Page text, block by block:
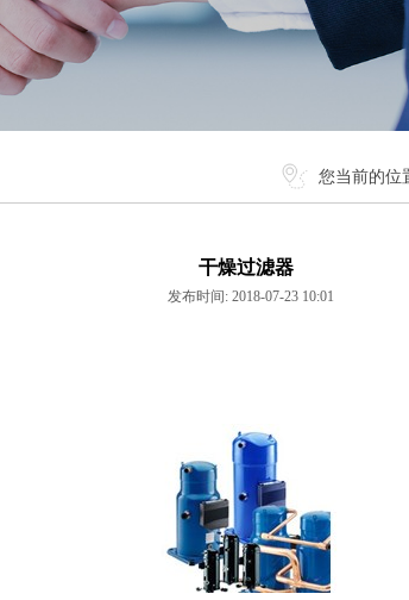
国际标准 领先行业水平
您当前的位
干燥过滤器
发布时间: 2018-07-23 10:01